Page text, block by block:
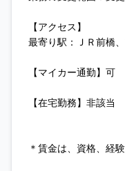
【アクセス】
最寄り駅：ＪＲ前橋
【マイカー通勤】可
【在宅勤務】非該当
＊賃金は、資格、経